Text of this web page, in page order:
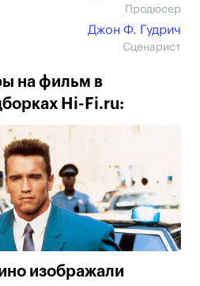
Продюсер
Джон Ф. Гудрич
Сценарист
на фильм в
Hi-Fi.ru:
изображали